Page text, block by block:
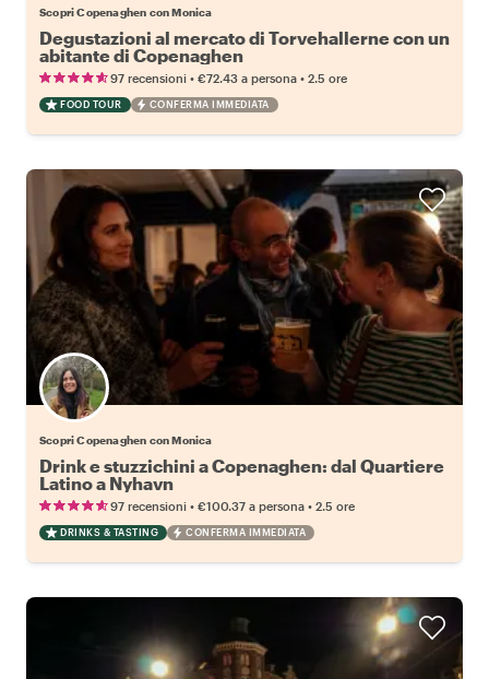
Scopri Copenaghen con Monica
Degustazioni al mercato di Torvehallerne con un
abitante di Copenaghen
97 recensioni • €72.43 a persona • 2.5 ore
FOOD TOUR CONFERMA IMMEDIATA
Scopri Copenaghen con Monica
Drink e stuzzichini a Copenaghen: dal Quartiere
Latino a Nyhavn
97 recensioni • €100.37 a persona • 2.5 ore
DRINKS & TASTING CONFERMA IMMEDIATA